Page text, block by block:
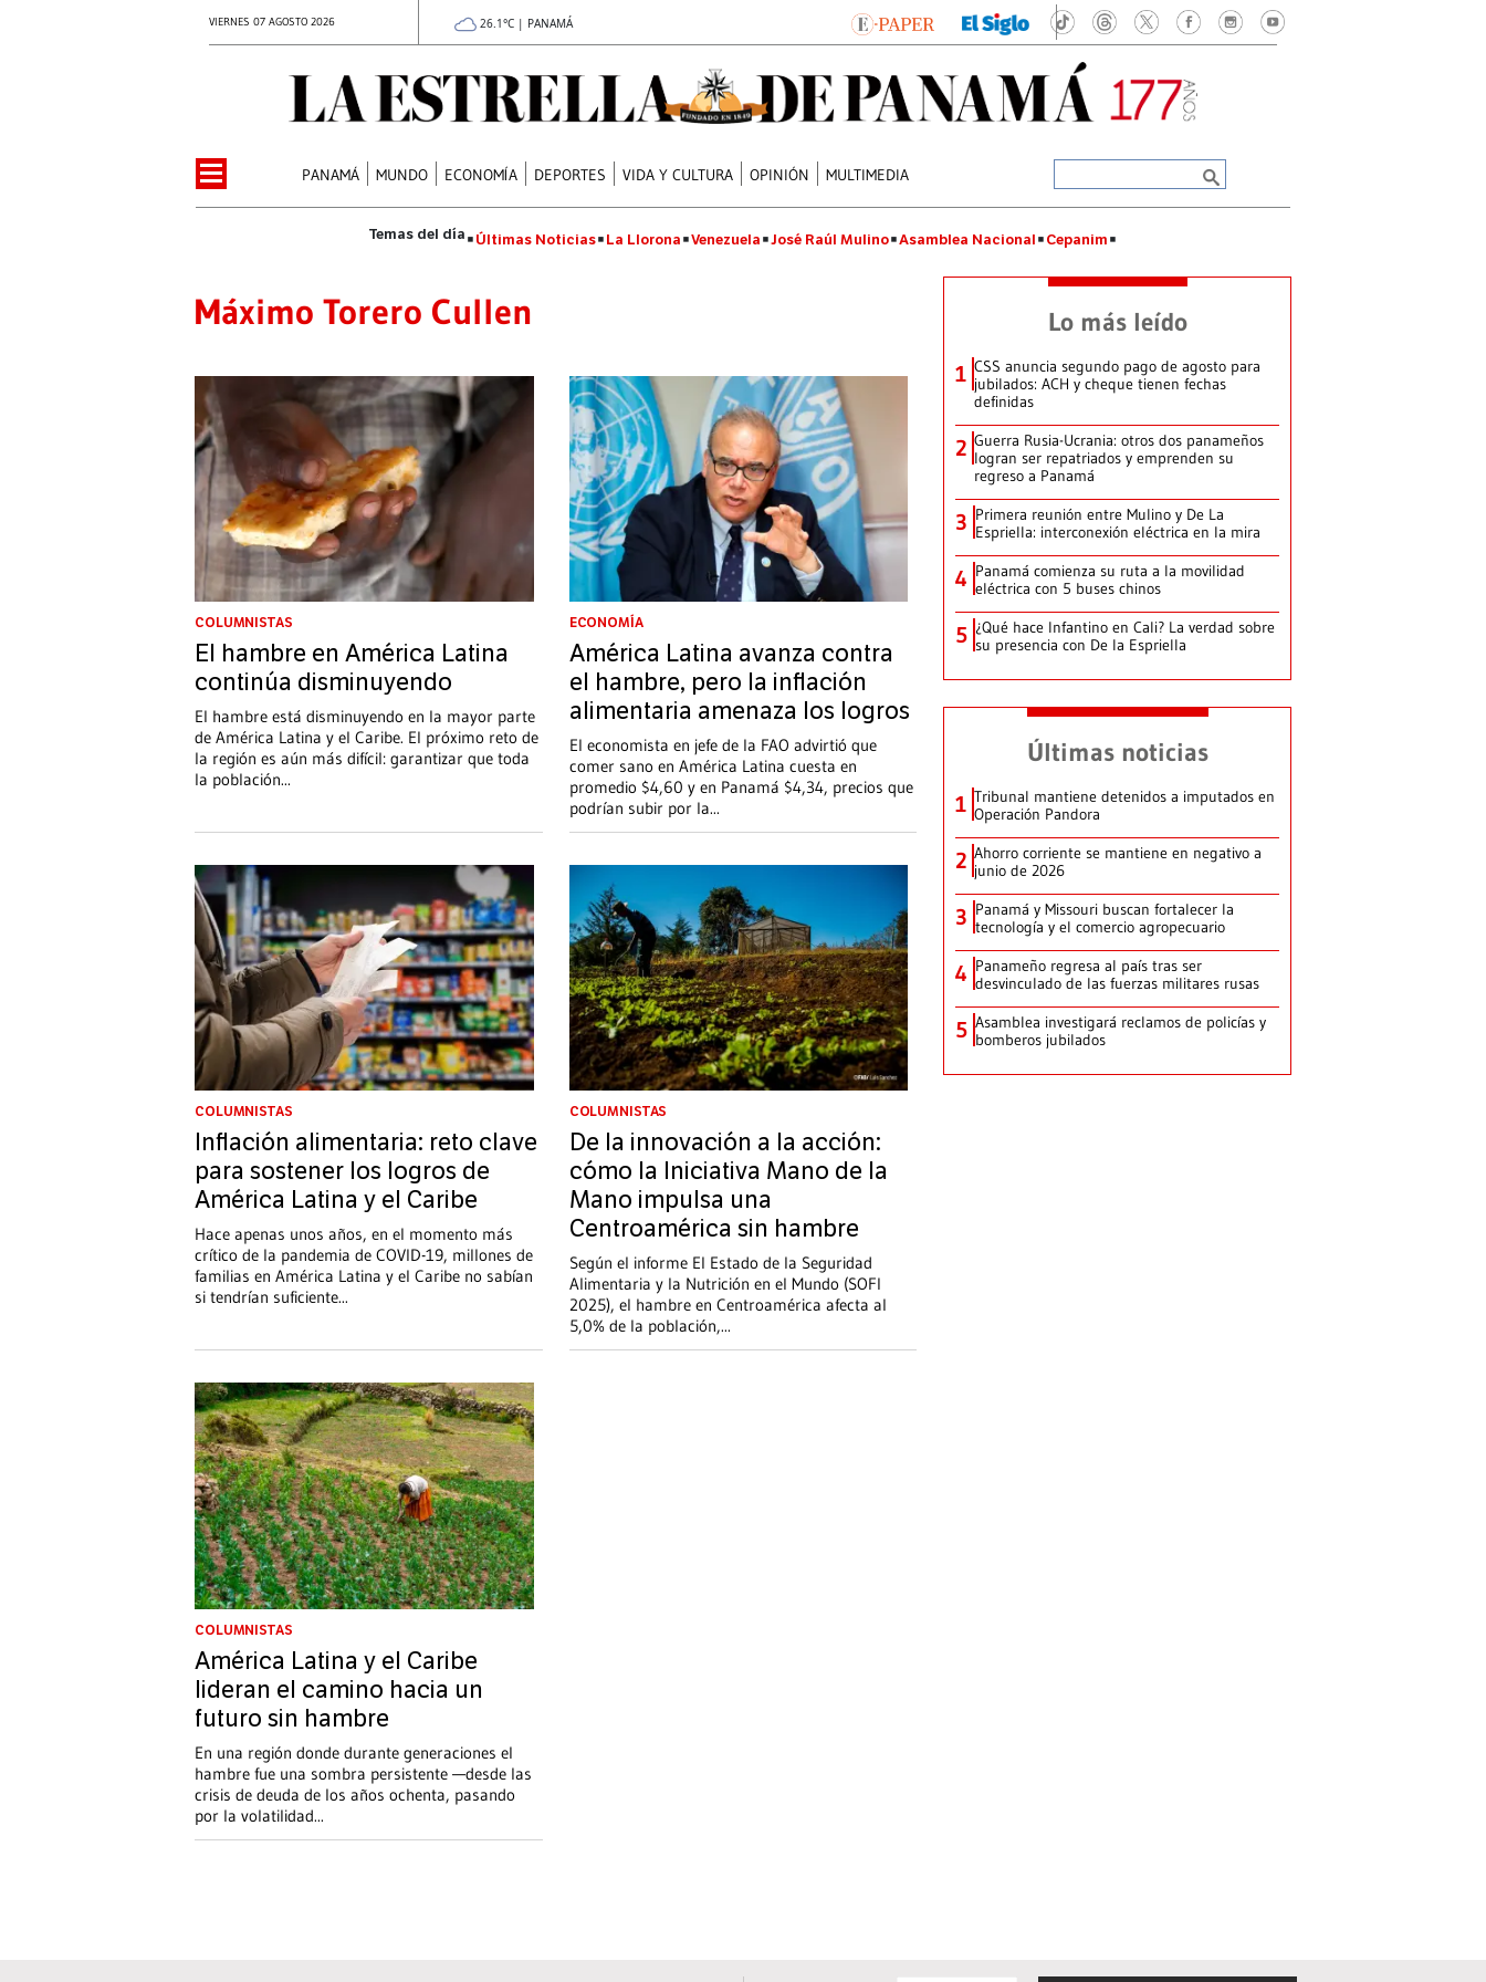
VIERNES 07 AGOSTO 2026 26.1°C | PANAMÁ
PANAMÁ MUNDO ECONOMÍA DEPORTES VIDA Y CULTURA OPINIÓN MULTIMEDIA
Últimas Noticias La Llorona Venezuela José Raúl Mulino Asamblea Nacional Cepanim
Máximo Torero Cullen
COLUMNISTAS
El hambre en América Latina
continúa disminuyendo
El hambre está disminuyendo en la mayor parte
de América Latina y el Caribe. El próximo reto de
la región es aún más difícil: garantizar que toda
la población...
ECONOMÍA
América Latina avanza contra
el hambre, pero la inflación
alimentaria amenaza los logros
El economista en jefe de la FAO advirtió que
comer sano en América Latina cuesta en
promedio $4,60 y en Panamá $4,34, precios que
podrían subir por la...
COLUMNISTAS
Inflación alimentaria: reto clave
para sostener los logros de
América Latina y el Caribe
Hace apenas unos años, en el momento más
crítico de la pandemia de COVID-19, millones de
familias en América Latina y el Caribe no sabían
si tendrían suficiente...
COLUMNISTAS
De la innovación a la acción:
cómo la Iniciativa Mano de la
Mano impulsa una
Centroamérica sin hambre
Según el informe El Estado de la Seguridad
Alimentaria y la Nutrición en el Mundo (SOFI
2025), el hambre en Centroamérica afecta al
5,0% de la población,...
COLUMNISTAS
América Latina y el Caribe
lideran el camino hacia un
futuro sin hambre
En una región donde durante generaciones el
hambre fue una sombra persistente —desde las
crisis de deuda de los años ochenta, pasando
por la volatilidad...
Lo más leído
1 CSS anuncia segundo pago de agosto para
jubilados: ACH y cheque tienen fechas
definidas
2 Guerra Rusia-Ucrania: otros dos panameños
logran ser repatriados y emprenden su
regreso a Panamá
3 Primera reunión entre Mulino y De La
Espriella: interconexión eléctrica en la mira
4 Panamá comienza su ruta a la movilidad
eléctrica con 5 buses chinos
5 ¿Qué hace Infantino en Cali? La verdad sobre
su presencia con De la Espriella
Últimas noticias
1 Tribunal mantiene detenidos a imputados en
Operación Pandora
2 Ahorro corriente se mantiene en negativo a
junio de 2026
3 Panamá y Missouri buscan fortalecer la
tecnología y el comercio agropecuario
4 Panameño regresa al país tras ser
desvinculado de las fuerzas militares rusas
5 Asamblea investigará reclamos de policías y
bomberos jubilados